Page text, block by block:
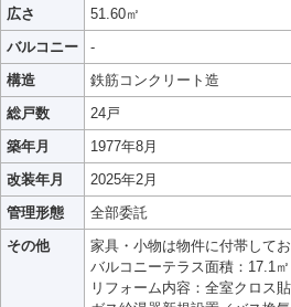
広さ
51.60㎡
バルコニー
-
構造
鉄筋コンクリート造
総戸数
24戸
築年月
1977年8月
改装年月
2025年2月
管理形態
全部委託
その他
家具・小物は物件に付帯して
バルコニーテラス面積：17.1㎡
リフォーム内容：全室クロス